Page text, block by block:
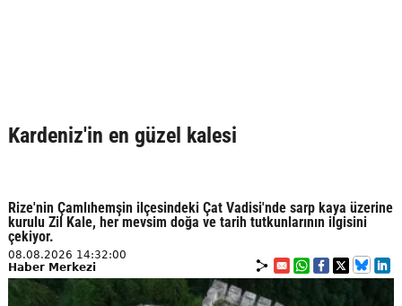
Kardeniz'in en güzel kalesi
Rize'nin Çamlıhemşin ilçesindeki Çat Vadisi'nde sarp kaya üzerine
kurulu Zil Kale, her mevsim doğa ve tarih tutkunlarının ilgisini
çekiyor.
08.08.2026 14:32:00
Haber Merkezi